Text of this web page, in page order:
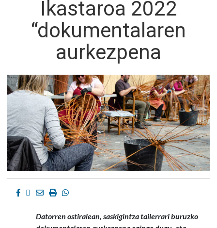
Ikastaroa 2022
“dokumentalaren
aurkezpena
Facebook
Twitter
EmailImprimirWhatsapp
Datorren ostiralean, saskigintza tailerrari buruzko